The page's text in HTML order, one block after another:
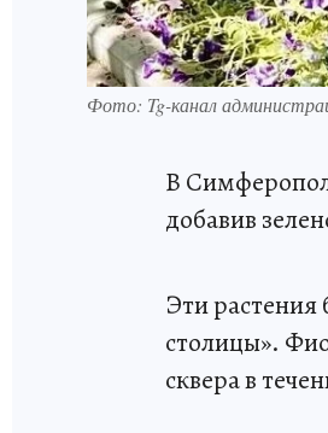
Фото: Tg-канал
В
добавив
Эти
столицы».
сквера в